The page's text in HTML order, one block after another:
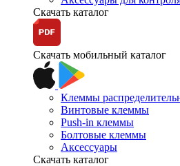
Скачать каталог
Скачать мобильный каталог
Клеммы
Винтовые клеммы
Push-in клеммы
Болтовые клеммы
Аксессуары
Скачать каталог